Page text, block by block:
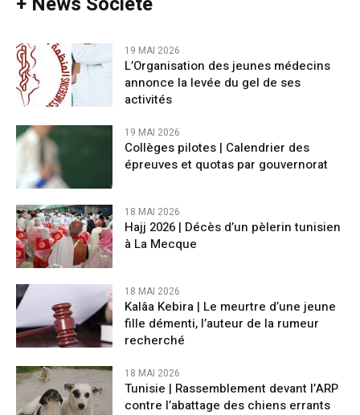
19 MAI 2026
L’Organisation des jeunes médecins
annonce la levée du gel de ses
activités
19 MAI 2026
Collèges pilotes | Calendrier des
épreuves et quotas par gouvernorat
18 MAI 2026
Hajj 2026 | Décès d’un pèlerin tunisien
à La Mecque
18 MAI 2026
Kalâa Kebira | Le meurtre d’une jeune
fille démenti, l’auteur de la rumeur
recherché
18 MAI 2026
Tunisie | Rassemblement devant l’ARP
contre l’abattage des chiens errants